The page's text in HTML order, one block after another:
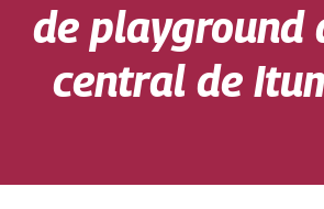
de playground
central de